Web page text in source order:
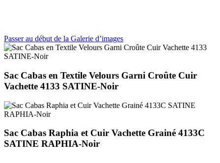
Passer au début de la Galerie d’images
Sac Cabas en Textile Velours Garni Croûte Cuir
Vachette 4133 SATINE-Noir
Sac Cabas Raphia et Cuir Vachette Grainé 4133C
SATINE RAPHIA-Noir